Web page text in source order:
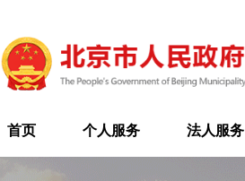
首页 个人服务 法人服务